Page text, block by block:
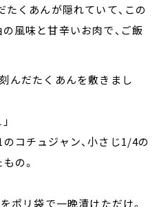
たくあんが隠れていて、この
風味と甘辛いお肉で、ご飯
んだたくあんを敷きまし
コチュジャン、小さじ1/4の
の。
をポリ袋で一晩漬けただけ。